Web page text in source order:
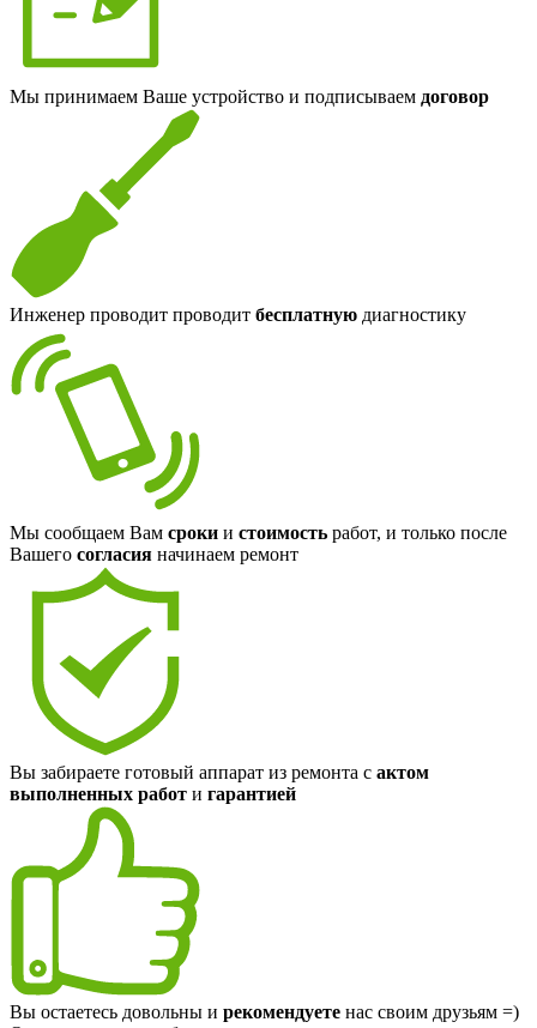
Мы принимаем Ваше устройство и подписываем договор
Инженер проводит проводит бесплатную диагностику
Мы сообщаем Вам сроки и стоимость работ, и только после
Вашего согласия начинаем ремонт
Вы забираете готовый аппарат из ремонта с актом
выполненных работ и гарантией
Вы остаетесь довольны и рекомендуете нас своим друзьям =)